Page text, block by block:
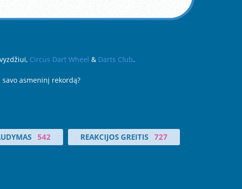
Circus Dart Wheel & Darts Club.
asmeninį rekordą?
542 REAKCIJOS GREITIS 727